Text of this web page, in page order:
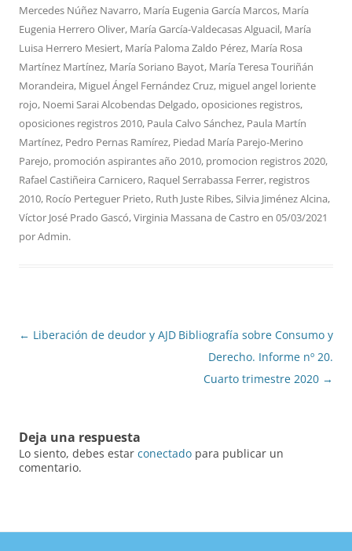
Mercedes Núñez Navarro, María Eugenia García Marcos, María
Eugenia Herrero Oliver, María García-Valdecasas Alguacil, María
Luisa Herrero Mesiert, María Paloma Zaldo Pérez, María Rosa
Martínez Martínez, María Soriano Bayot, María Teresa Touriñán
Morandeira, Miguel Ángel Fernández Cruz, miguel angel loriente
rojo, Noemi Sarai Alcobendas Delgado,oposiciones registros,
oposiciones registros 2010, Paula Calvo Sánchez, Paula Martín
Martínez, Pedro Pernas Ramírez, Piedad María Parejo-Merino
Parejo, promoción aspirantes año 2010, promocion registros 2020,
Rafael Castiñeira Carnicero, Raquel Serrabassa Ferrer, registros
2010, Rocío Perteguer Prieto, Ruth Juste Ribes,Silvia Jiménez Alcina,
Víctor José Prado Gascó,Virginia Massana de Castro en 05/03/2021
porAdmin.
Navegación
← Liberación de deudor y AJD Bibliografía sobre Consumo y
Derecho. Informe nº 20.
Cuarto trimestre 2020 →
Deja una respuesta
Lo siento, debes estar conectado para publicar un
comentario.